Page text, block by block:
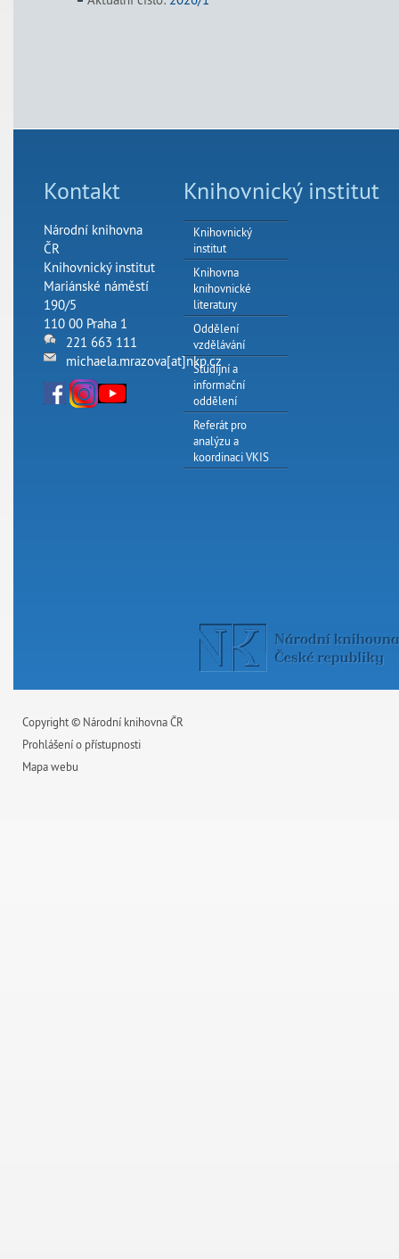
Kontakt
Národní knihovna
ČR
Knihovnický institut
Mariánské náměstí
190/5
110 00 Praha 1
221 663 111
michaela.mrazova[at]nkp.cz
Knihovnický institut
Knihovnický
institut
Knihovna
knihovnické
literatury
Oddělení
vzdělávání
Studijní a
informační
oddělení
Referát pro
analýzu a
koordinaci VKIS
Copyright © Národní knihovna ČR
Prohlášení o přístupnosti
Mapa webu